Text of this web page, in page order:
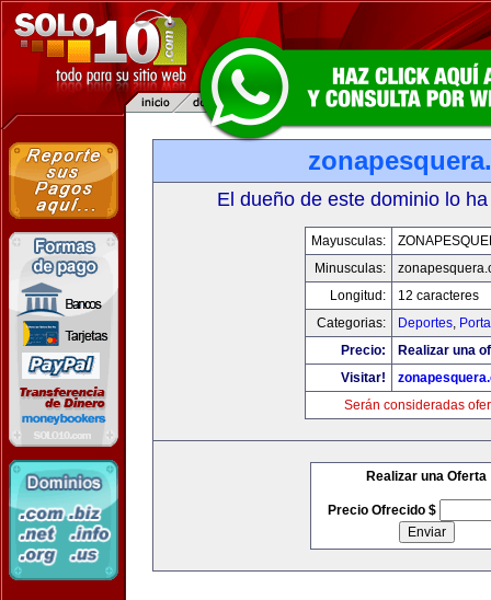
El dueño de este dominio lo
Mayusculas:
Minusculas:
Longitud:
12 caracteres
Categorias:
Deportes,
Precio:
Realizar una
Visitar!
Serán consideradas
Realizar una Oferta
Precio Ofrecido $